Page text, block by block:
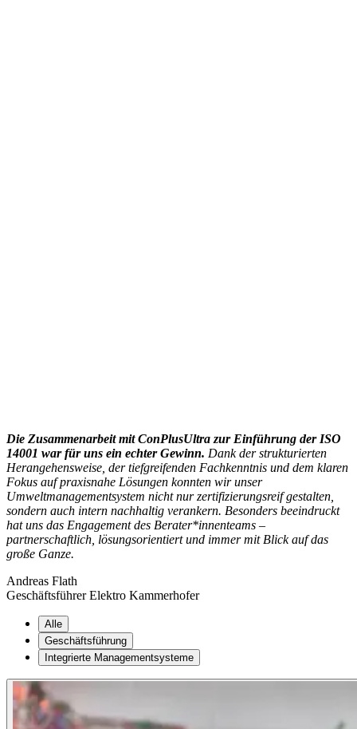
Die Zusammenarbeit mit ConPlusUltra zur Einführung der ISO
14001 war für uns ein echter Gewinn. Dank der strukturierten
Herangehensweise, der tiefgreifenden Fachkenntnis und dem klaren
Fokus auf praxisnahe Lösungen konnten wir unser
Umweltmanagementsystem nicht nur zertifizierungsreif gestalten,
sondern auch intern nachhaltig verankern. Besonders beeindruckt
hat uns das Engagement des Berater*innenteams –
partnerschaftlich, lösungsorientiert und immer mit Blick auf das
große Ganze.
Andreas Flath
Geschäftsführer Elektro Kammerhofer
Alle
Geschäftsführung
Integrierte Managementsysteme